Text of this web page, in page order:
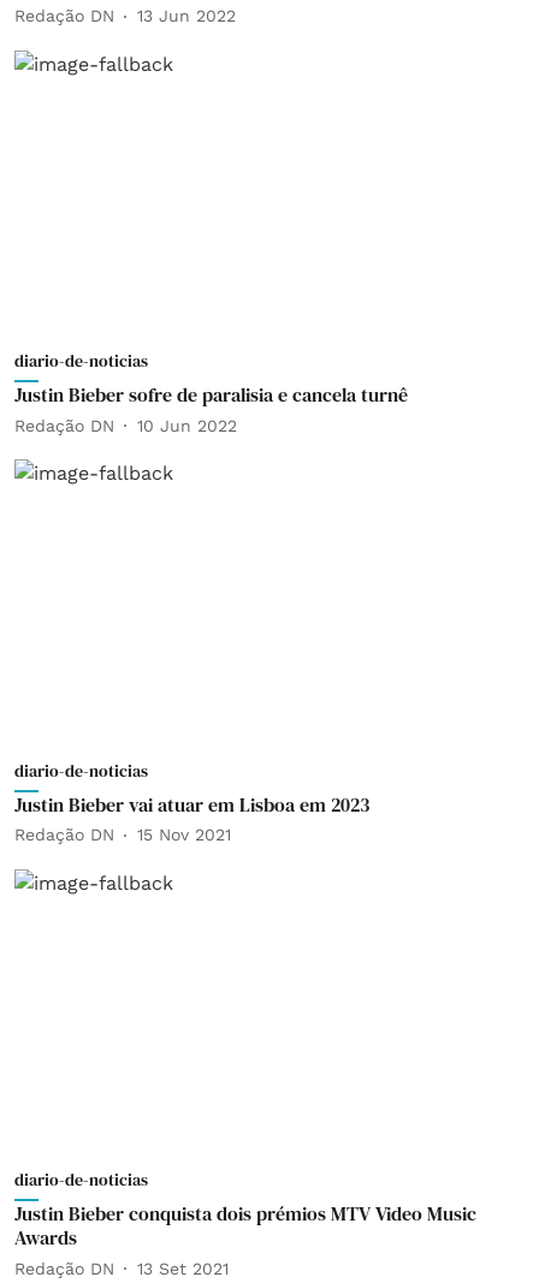
Redação DN 13 Jun 2022
diario-de-noticias
Justin Bieber sofre de paralisia e cancela turnê
Redação DN 10 Jun 2022
diario-de-noticias
Justin Bieber vai atuar em Lisboa em 2023
Redação DN 15 Nov 2021
diario-de-noticias
Justin Bieber conquista dois prémios MTV Video Music
Awards
Redação DN 13 Set 2021